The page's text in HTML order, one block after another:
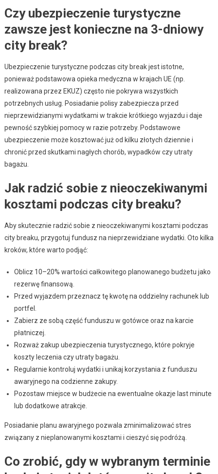
Czy ubezpieczenie turystyczne
zawsze jest konieczne na 3-dniowy
city break?
Ubezpieczenie turystyczne podczas city break jest istotne,
ponieważ podstawowa opieka medyczna w krajach UE (np.
realizowana przez EKUZ) często nie pokrywa wszystkich
potrzebnych usług. Posiadanie polisy zabezpiecza przed
nieprzewidzianymi wydatkami w trakcie krótkiego wyjazdu i daje
pewność szybkiej pomocy w razie potrzeby. Podstawowe
ubezpieczenie może kosztować już od kilku złotych dziennie i
chronić przed skutkami nagłych chorób, wypadków czy utraty
bagażu.
Jak radzić sobie z nieoczekiwanymi
kosztami podczas city breaku?
Aby skutecznie radzić sobie z nieoczekiwanymi kosztami podczas
city breaku, przygotuj fundusz na nieprzewidziane wydatki. Oto kilka
kroków, które warto podjąć:
Oblicz 10–20% wartości całkowitego planowanego budżetu jako
rezerwę finansową.
Przed wyjazdem przeznacz tę kwotę na oddzielny rachunek lub
portfel.
Zabierz ze sobą część funduszu w gotówce oraz na karcie
płatniczej.
Rozważ zakup ubezpieczenia turystycznego, które pokryje
koszty leczenia czy utraty bagażu.
Regularnie kontroluj wydatki i unikaj korzystania z funduszu
awaryjnego na codzienne zakupy.
Pozostaw miejsce w budżecie na ewentualne okazje last minute
lub dodatkowe atrakcje.
Posiadanie planu awaryjnego pozwala zminimalizować stres
związany z nieplanowanymi kosztami i cieszyć się podróżą.
Co zrobić, gdy w wybranym terminie